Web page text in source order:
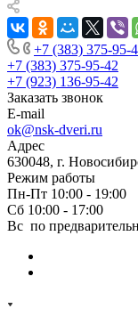
+7 (383) 375-95-
+7 (383) 375-95-42
+7 (923) 136-95-42
Заказать звонок
E-mail
ok@nsk-dveri.ru
Адрес
630048, г.
Режим работы
Пн-Пт 10:00 - 19:00
Сб 10:00 - 17:00
Вс по